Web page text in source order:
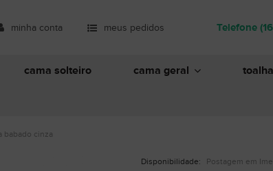
minha conta meus pedidos Telefone
cama solteiro cama geral
babado cinza
Disponibilidade: Postagem em